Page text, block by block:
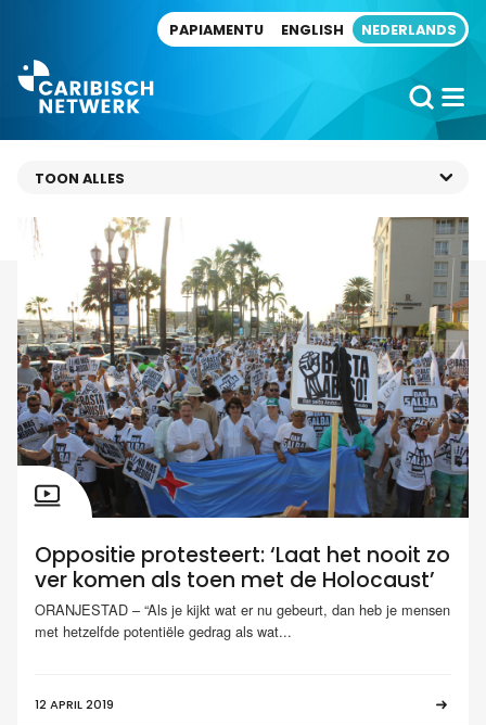
PAPIAMENTU ENGLISH NEDERLANDS
Oppositie protesteert: ‘Laat het nooit zo
ver komen als toen met de Holocaust’
ORANJESTAD – “Als je kijkt wat er nu gebeurt, dan heb je mensen
met hetzelfde potentiële gedrag als wat...
12 APRIL 2019